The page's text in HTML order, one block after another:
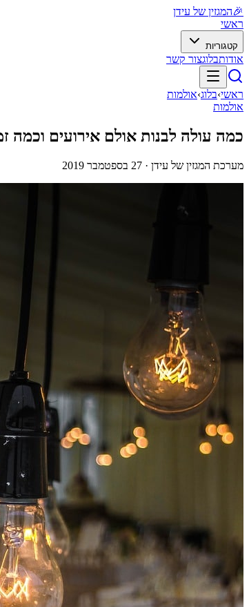
🎉המגזין של עידן
ראשי
קטגוריות
אודותבלוגצור קשר
ראשי›בלוג›אולמות
אולמות
כמה עולה לבנות אולם אירועים וכמה
מערכת המגזין של עידן · 27 בספטמבר 2019